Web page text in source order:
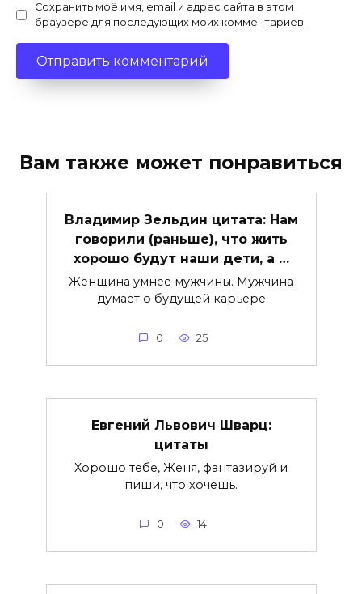
Сохранить моё имя, email и адрес сайта в этом
браузере для последующих моих комментариев.
Вам также может понравиться
Владимир Зельдин цитата: Нам
говорили (раньше), что жить
хорошо будут наши дети, а …
Женщина умнее мужчины. Мужчина
думает о будущей карьере
0 25
Евгений Львович Шварц:
цитаты
Хорошо тебе, Женя, фантазируй и
пиши, что хочешь.
0 14